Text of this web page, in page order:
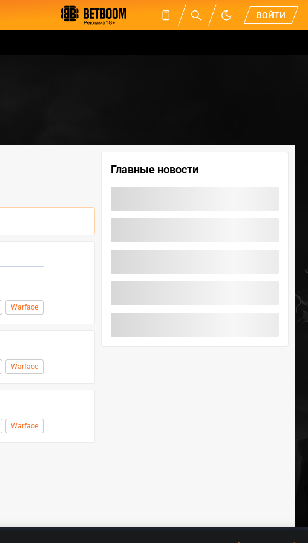
ВОЙТИ
Warface
Warface
Warface
Главные новости